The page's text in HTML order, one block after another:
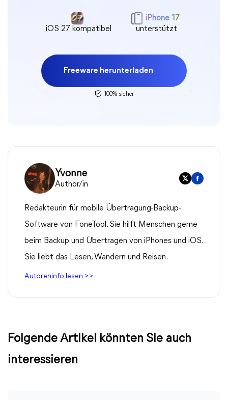
iOS 27 kompatibel
iPhone 17
unterstützt
Freeware herunterladen
100% sicher
Yvonne
Author/in
Redakteurin für mobile Übertragung-Backup-
Software von FoneTool. Sie hilft Menschen gerne
beim Backup und Übertragen von iPhones und iOS.
Sie liebt das Lesen, Wandern und Reisen.
Autoreninfo lesen >>
Folgende Artikel könnten Sie auch
interessieren